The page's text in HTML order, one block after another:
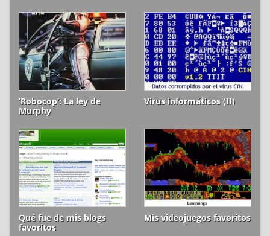
‘Robocop’: La ley de
Murphy
Virus informáticos (II)
Qué fue de mis blogs
favoritos
Mis videojuegos favoritos